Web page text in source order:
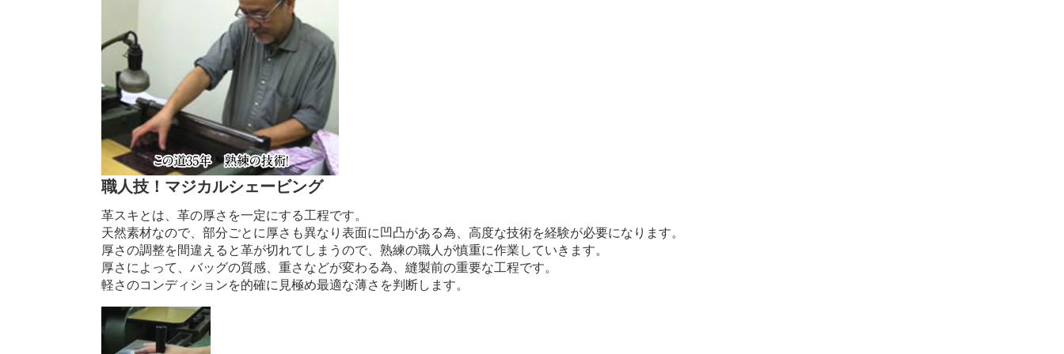
職人技！マジカルシェービング
革スキとは、革の厚さを一定にする工程です。
天然素材なので、部分ごとに厚さも異なり表面に凹凸がある為、高度な技術を経験が必要になります。
厚さの調整を間違えると革が切れてしまうので、熟練の職人が慎重に作業していきます。
厚さによって、バッグの質感、重さなどが変わる為、縫製前の重要な工程です。
軽さのコンディションを的確に見極め最適な薄さを判断します。